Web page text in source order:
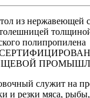
из нержавеющей
полипропилена
служит на
и резки мяса,